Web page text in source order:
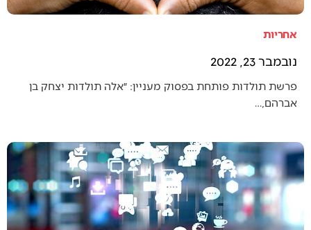
אחריות
נובמבר 23, 2022
פרשת תולדות פותחת בפסוק מעניין: ״אלה תולדות יצחק בן
אברהם,…